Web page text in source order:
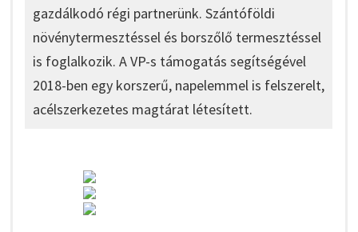
gazdálkodó régi partnerünk. Szántóföldi
növénytermesztéssel és borszőlő termesztéssel
is foglalkozik. A VP-s támogatás segítségével
2018-ben egy korszerű, napelemmel is felszerelt,
acélszerkezetes magtárat létesített.